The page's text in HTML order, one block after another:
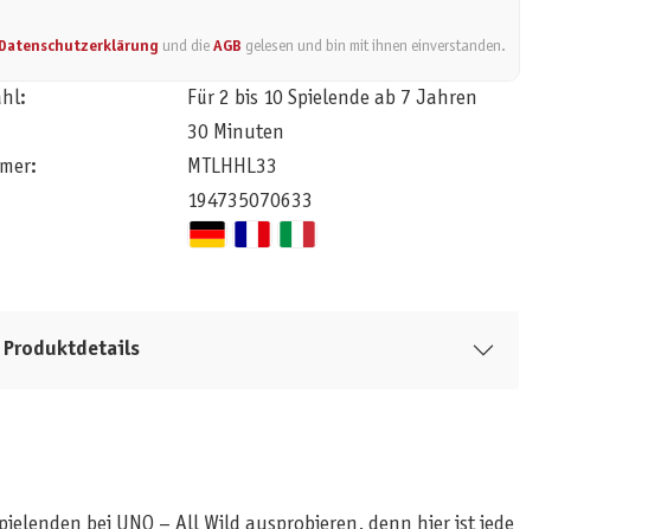
Datenschutzerklärung und dieAGB gelesen und bin mit ihnen einverstanden.
Für 2 bis 10 Spielende ab 7 Jahren
30 Minuten
MTLHHL33
194735070633
Produktdetails
bei UNO – All Wild ausprobieren, denn hier ist jede